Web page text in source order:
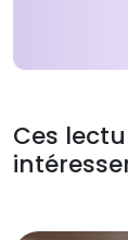
Ces